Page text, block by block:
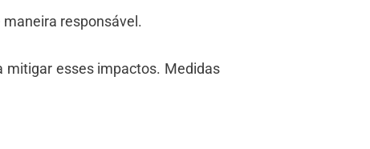
responsável.
mitigar esses impactos. Medidas